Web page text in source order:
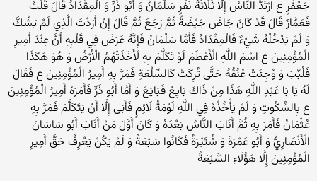
جَعْفَرٍ ع ارْتَدَّ النَّاسُ إِلَّا ثَلَاثَةُ نَفَرٍ سَلْمَانُ وَ أَبُو ذَرٍّ وَ الْمِقْدَادُ قَالَ قُلْتُ
فَعَمَّارٌ قَالَ قَدْ كَانَ جَاضَ جَيْضَةً ثُمَّ رَجَعَ ثُمَّ قَالَ إِنْ أَرَدْتَ الَّذِي لَمْ يَشُكَّ
وَ لَمْ يَدْخُلْهُ شَيْ‏ءٌ فَالْمِقْدَادُ فَأَمَّا سَلْمَانُ فَإِنَّهُ عَرَضَ فِي قَلْبِهِ أَنَّ عِنْدَ أَمِيرِ
الْمُؤْمِنِينَ ع اسْمَ اللَّهِ الْأَعْظَمَ لَوْ تَكَلَّمَ بِهِ لَأَخَذَتْهُمُ الْأَرْضُ وَ هُوَ هَكَذَا
فَلُبِّبَ وَ وُجِئَتْ عُنُقُهُ حَتَّى تُرِكَتْ كَالسِّلْعَةِ فَمَرَّ بِهِ أَمِيرُ الْمُؤْمِنِينَ ع فَقَالَ
لَهُ يَا بَا عَبْدِ اللَّهِ هَذَا مِنْ ذَاكَ بَايِعْ فَبَايَعَ وَ أَمَّا أَبُو ذَرٍّ فَأَمَرَهُ أَمِيرُ الْمُؤْمِنِينَ
ع بِالسُّكُوتِ وَ لَمْ يَأْخُذْهُ فِي اللَّهِ لَوْمَةُ لَائِمٍ فَأَبَى إِلَّا أَنْ يَتَكَلَّمَ فَمَرَّ بِهِ
عُثْمَانُ فَأَمَرَ بِهِ ثُمَّ أَنَابَ النَّاسُ بَعْدَهُ وَ كَانَ أَوَّلَ مَنْ أَنَابَ أَبُو سَاسَانَ
الْأَنْصَارِيُّ وَ أَبُو عَمْرَةَ وَ شُتَيْرَةُ فَكَانُوا سَبْعَةً وَ لَمْ يَكُنْ يَعْرِفُ حَقَّ أَمِيرِ
الْمُؤْمِنِينَ إِلَّا هَؤُلَاءِ السَّبْعَةُ